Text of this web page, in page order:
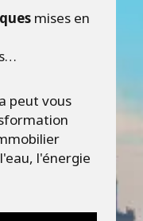
mises en
peut vous
l'énergie